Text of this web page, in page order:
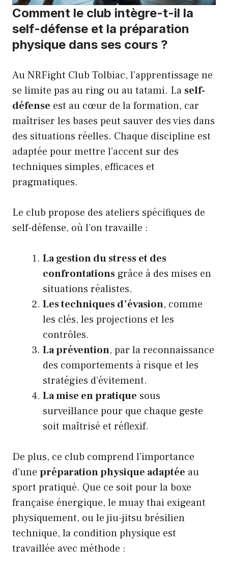
Comment le club intègre-t-il la
self-défense et la préparation
physique dans ses cours ?
Au NRFight Club Tolbiac, l’apprentissage ne
se limite pas au ring ou au tatami. La self-
défense est au cœur de la formation, car
maîtriser les bases peut sauver des vies dans
des situations réelles. Chaque discipline est
adaptée pour mettre l’accent sur des
techniques simples, efficaces et
pragmatiques.
Le club propose des ateliers spécifiques de
self-défense, où l’on travaille :
La gestion du stress et des
confrontations grâce à des mises en
situations réalistes.
Les techniques d’évasion, comme
les clés, les projections et les
contrôles.
La prévention, par la reconnaissance
des comportements à risque et les
stratégies d’évitement.
La mise en pratique sous
surveillance pour que chaque geste
soit maîtrisé et réflexif.
De plus, ce club comprend l’importance
d’une préparation physique adaptée au
sport pratiqué. Que ce soit pour la boxe
française énergique, le muay thai exigeant
physiquement, ou le jiu-jitsu brésilien
technique, la condition physique est
travaillée avec méthode :